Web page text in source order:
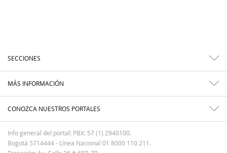
SECCIONES
MÁS INFORMACIÓN
CONOZCA NUESTROS PORTALES
Info general del portal: PBX: 57 (1) 2940100.
Bogotá 5714444 - Línea Nacional 01 8000 110 211.